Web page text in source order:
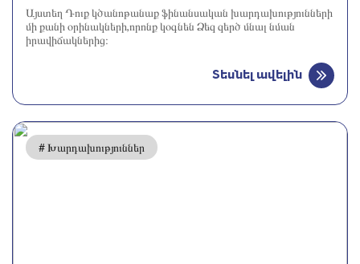
Այստեղ Դուք կծանոթանաք ֆինանսական խարդախությունների
մի քանի օրինակների,որոնք կօգնեն Ձեզ զերծ մնալ նման
իրավիճակներից։
Տեսնել ավելին
# Խարդախություններ